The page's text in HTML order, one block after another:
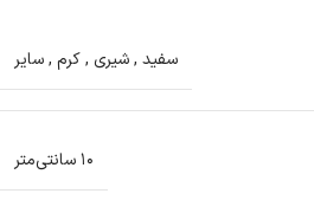
سفید ,شیری ,کرم ,سایر
۱۰ سانتی‌متر